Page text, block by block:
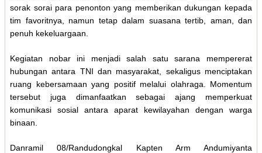
sorak sorai para penonton yang memberikan dukungan kepada
tim favoritnya, namun tetap dalam suasana tertib, aman, dan
penuh kekeluargaan.
Kegiatan nobar ini menjadi salah satu sarana mempererat
hubungan antara TNI dan masyarakat, sekaligus menciptakan
ruang kebersamaan yang positif melalui olahraga. Momentum
tersebut juga dimanfaatkan sebagai ajang memperkuat
komunikasi sosial antara aparat kewilayahan dengan warga
binaan.
Danramil 08/Randudongkal Kapten Arm Andumiyanta